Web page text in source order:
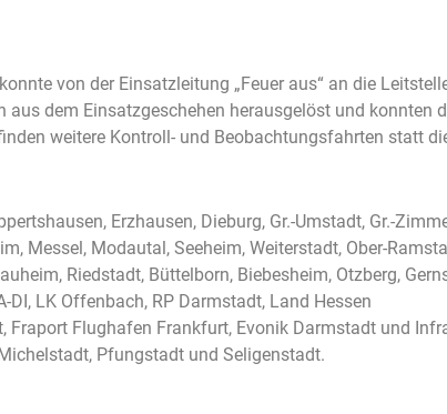
von der Einsatzleitung „Feuer aus“ an die
dem Einsatzgeschehen herausgelöst und konnten
weitere Kontroll- und Beobachtungsfahrten statt
Erzhausen, Dieburg, Gr.-Umstadt, Gr.-
Messel, Modautal, Seeheim, Weiterstadt, Ober-
Riedstadt, Büttelborn, Biebesheim, Otzberg,
LK Offenbach, RP Darmstadt, Land Hessen
Fraport Flughafen Frankfurt, Evonik Darmstadt und
Pfungstadt und Seligenstadt.